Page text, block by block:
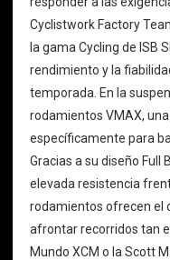
Cyclistwork Factory
la gama Cycling de ISB
rendimiento y la
temporada. En la
rodamientos VMAX,
específicamente para
Gracias a su diseño Full
elevada resistencia
rodamientos ofrecen el
afrontar recorridos tan
Mundo XCM o la Scott